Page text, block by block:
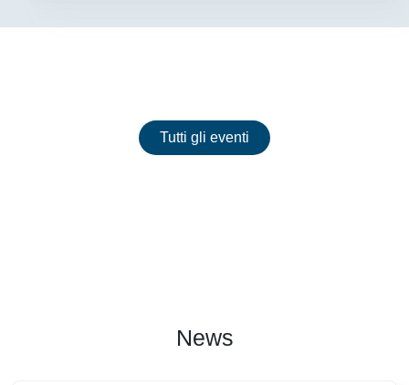
Tutti gli eventi
News